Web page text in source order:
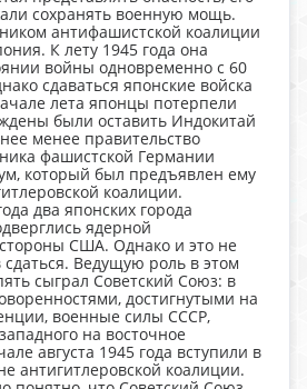
сохранять военную мощь.
антифашистской коалиции
К лету 1945 года она
войны одновременно с 60
сдаваться японские войска
лета японцы потерпели
были оставить Индокитай
менее правительство
фашистской Германии
который был предъявлен ему
коалиции.
два японских города
ядерной
США. Однако и это не
сдаться. Ведущую роль в этом
сыграл Советский Союз: в
достигнутыми на
военные силы СССР,
на восточное
августа 1945 года вступили в
антигитлеровской коалиции.